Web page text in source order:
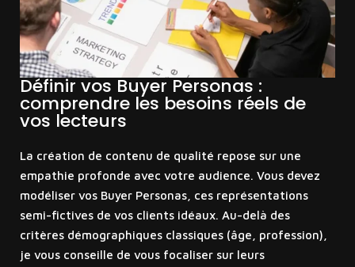
Définir vos Buyer Personas :
comprendre les besoins réels de
vos lecteurs
La création de contenu de qualité repose sur une
empathie profonde avec votre audience. Vous devez
modéliser vos Buyer Personas, ces représentations
semi-fictives de vos clients idéaux. Au-delà des
critères démographiques classiques (âge, profession),
je vous conseille de vous focaliser sur leurs